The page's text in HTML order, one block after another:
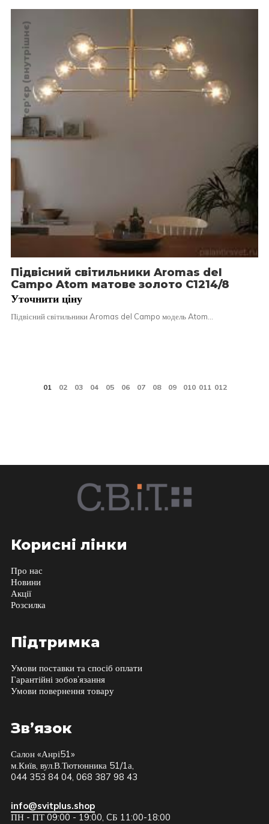
Інтер'єр (внутрішнє)
Підвісний світильники Aromas del
Campo Atom матове золото C1214/8
Уточнити ціну
Підвісний світильники Aromas del Campo модель Atom…
Корисні лінки
Про нас
Новини
Акції
Розсилка
Підтримка
Умови поставки та спосіб оплати
Гарантійні зобов’язання
Умови повернення товару
Зв’язок
Салон «Анрі51»
м.Київ, вул.В.Тютюнника 51/1а,
044 353 84 04, 068 387 98 43
info@svitplus.shop
ПН - ПТ 09:00 - 19:00, CБ 11:00-18:00